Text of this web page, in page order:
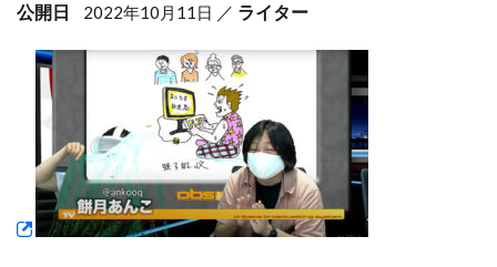
公開日 2022年10月11日 ライター